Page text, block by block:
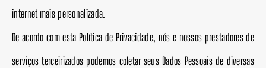
internet mais personalizada.
De acordo com esta Política de Privacidade, nós e nossos prestadores de
serviços terceirizados podemos coletar seus Dados Pessoais de diversas